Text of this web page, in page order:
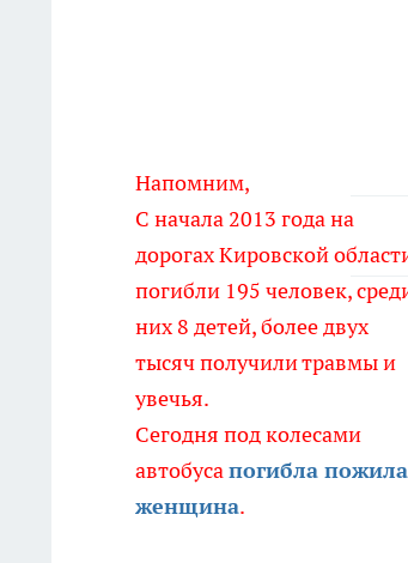
Напомним,
С начала 2013 года на
дорогах Кировской
погибли 195 человек,
них 8 детей, более двух
тысяч получили травмы и
увечья.
Сегодня под колесами
автобусапогибла
женщина.